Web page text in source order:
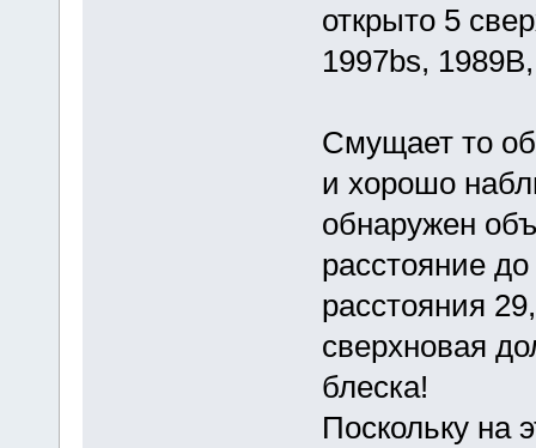
открыто 5
1997bs,
Смущает то
и хорошо
обнаружен
расстояние
расстояния
сверхновая
блеска!
Поскольку на